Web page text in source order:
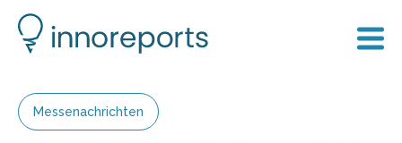
Messenachrichten